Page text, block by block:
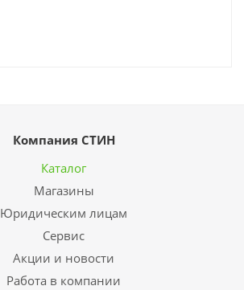
Компания СТИН
Каталог
Магазины
Юридическим лицам
Сервис
Акции и новости
Работа в компании